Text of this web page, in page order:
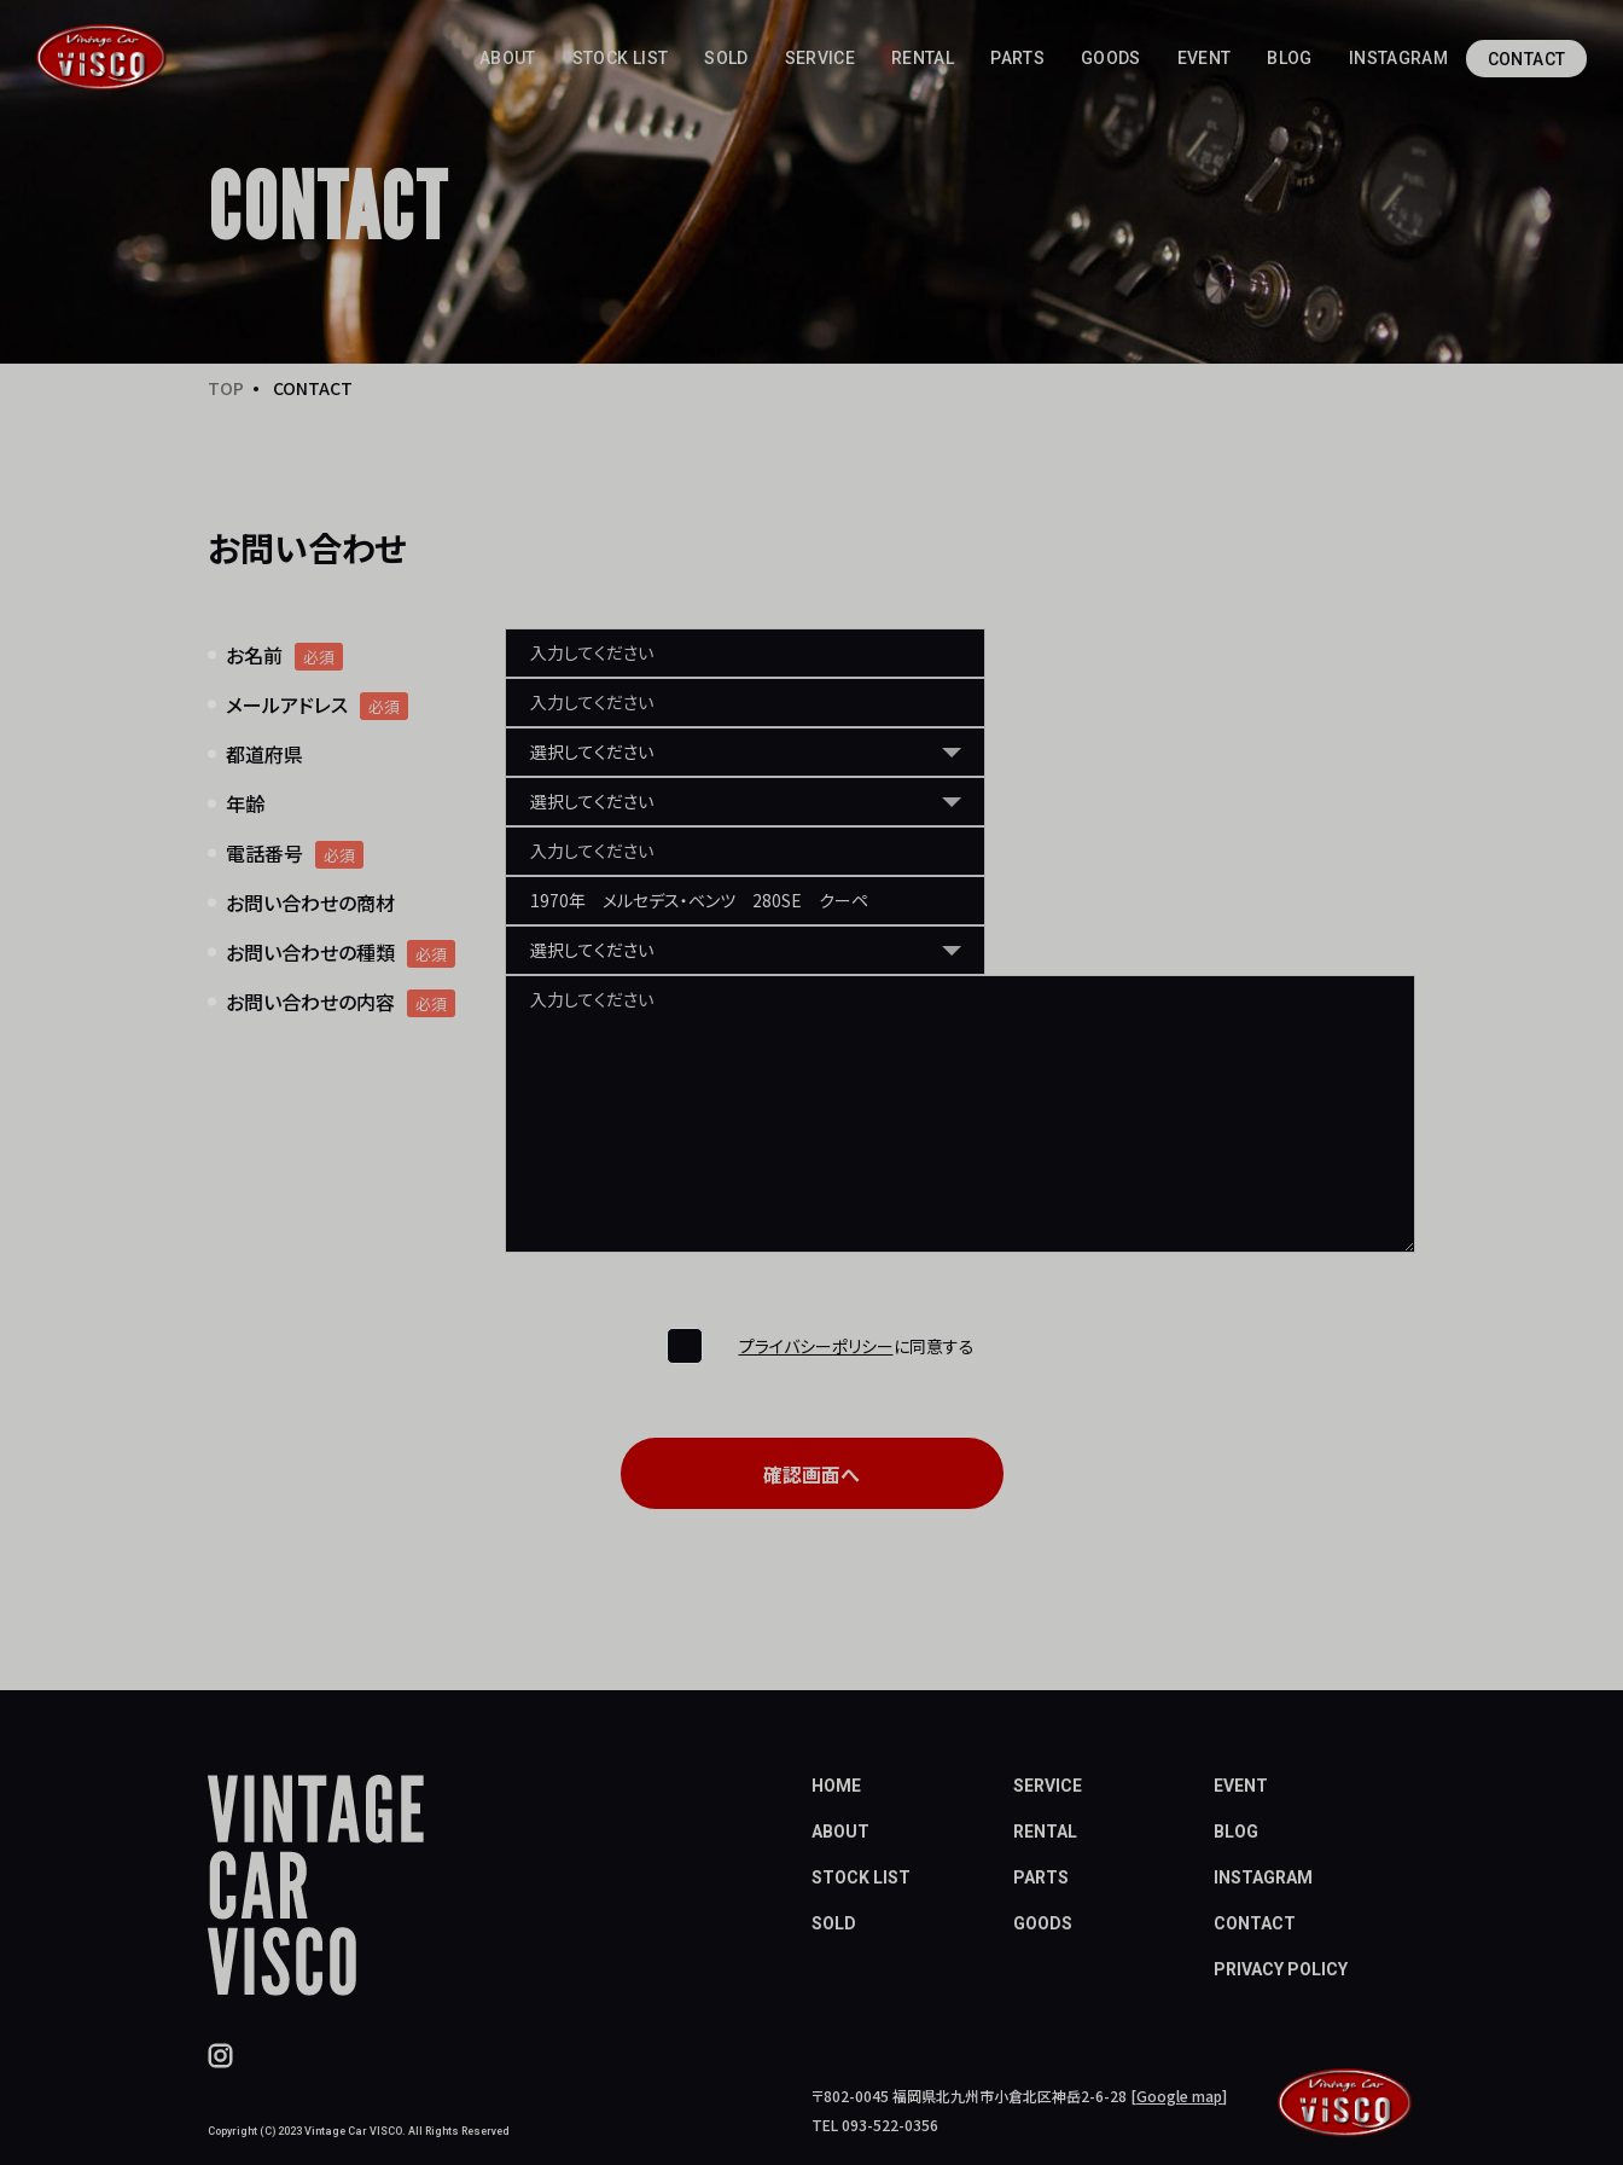
ABOUT STOCK LIST SOLD SERVICE RENTAL PARTS GOODS EVENT BLOG INSTAGRAM CONTACT
CONTACT
TOP CONTACT
お問い合わせ
お名前 必須
メールアドレス 必須
都道府県
年齢
電話番号
必須
お問い合わせの商材
お問い合わせの種類
必須
お問い合わせの内容 必須
プライバシーポリシーに同意する
HOME
ABOUT
STOCK LIST
SOLD
SERVICE
RENTAL
PARTS
GOODS
EVENT
BLOG
INSTAGRAM
CONTACT
PRIVACY POLICY
〒802-0045 福岡県北九州市小倉北区神岳2-6-28 [Google map]
TEL 093-522-0356
Copyright (C) 2023 Vintage Car VISCO. All Rights Reserved